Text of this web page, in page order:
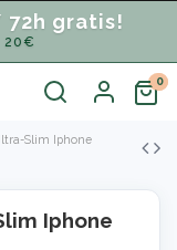
72h gratis!
20€
Slim Iphone
Iphone